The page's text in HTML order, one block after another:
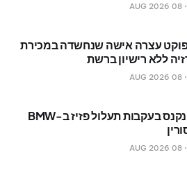
08 AUG 2026
עצרה אישה שנחשדה במכירת
ללא רישיון ברשת
08 AUG 2026
נהג רוסי נקנס בעקבות תעלול פזיז ב-BMW
08 AUG 2026